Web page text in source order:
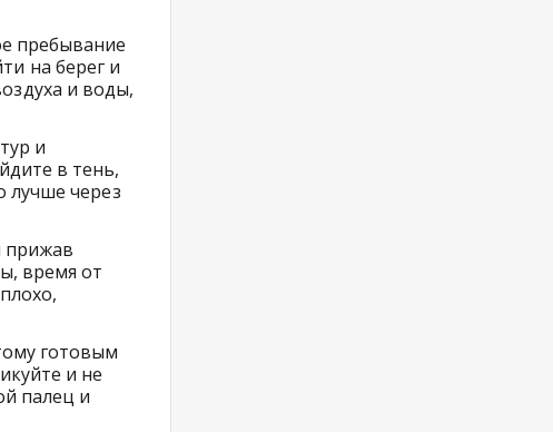
пребывание
на берег и
и воды,
и
в тень,
лучше через
прижав
время от
готовым
и не
палец и